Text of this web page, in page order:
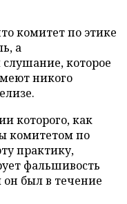
комитет по этике
а
которое
никого
которого, как
комитетом по
практику,
фальшивость
был в течение